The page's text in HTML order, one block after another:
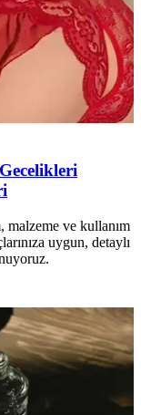
malzeme ve kullanım
uygun, detaylı